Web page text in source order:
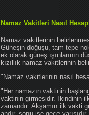
Namaz Vakitleri Nasıl
Namaz vakitlerinin
Güneşin doğuşu, tam tepe
ek olarak güneş ışınlarının
kızıllık namaz vakitlerinin
"Namaz vakitlerinin nasıl
"Her namazın vaktinin
vaktinin girmesidir. İkindinin
zamandır. Akşamın ilk vakti